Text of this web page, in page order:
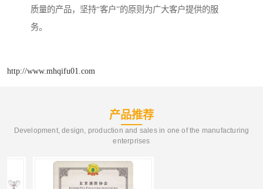
质量的产品，坚持“客户”的原则为广大客户提供的服
务。
http://www.mhqifu01.com
产品推荐
Development, design, production and sales in one of the manufacturing
enterprises